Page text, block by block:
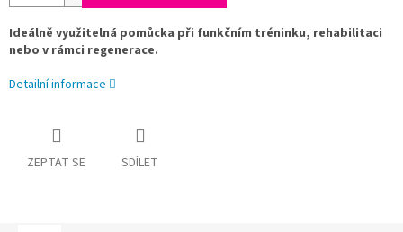
Ideálně využitelná pomůcka při funkčním tréninku, rehabilitaci
nebo v rámci regenerace.
Detailní informace
ZEPTAT SE SDÍLET